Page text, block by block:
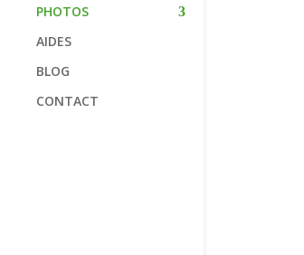
PHOTOS
AIDES
BLOG
CONTACT